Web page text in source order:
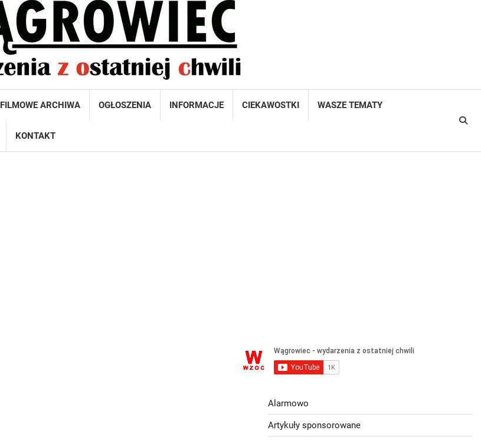
FILMOWE ARCHIWA OGŁOSZENIA INFORMACJE CIEKAWOSTKI WASZE TEMATY
KONTAKT
Alarmowo
Artykuły sponsorowane